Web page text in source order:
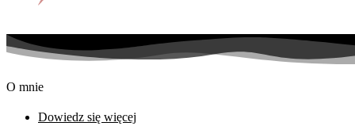
O mnie
Dowiedz się więcej